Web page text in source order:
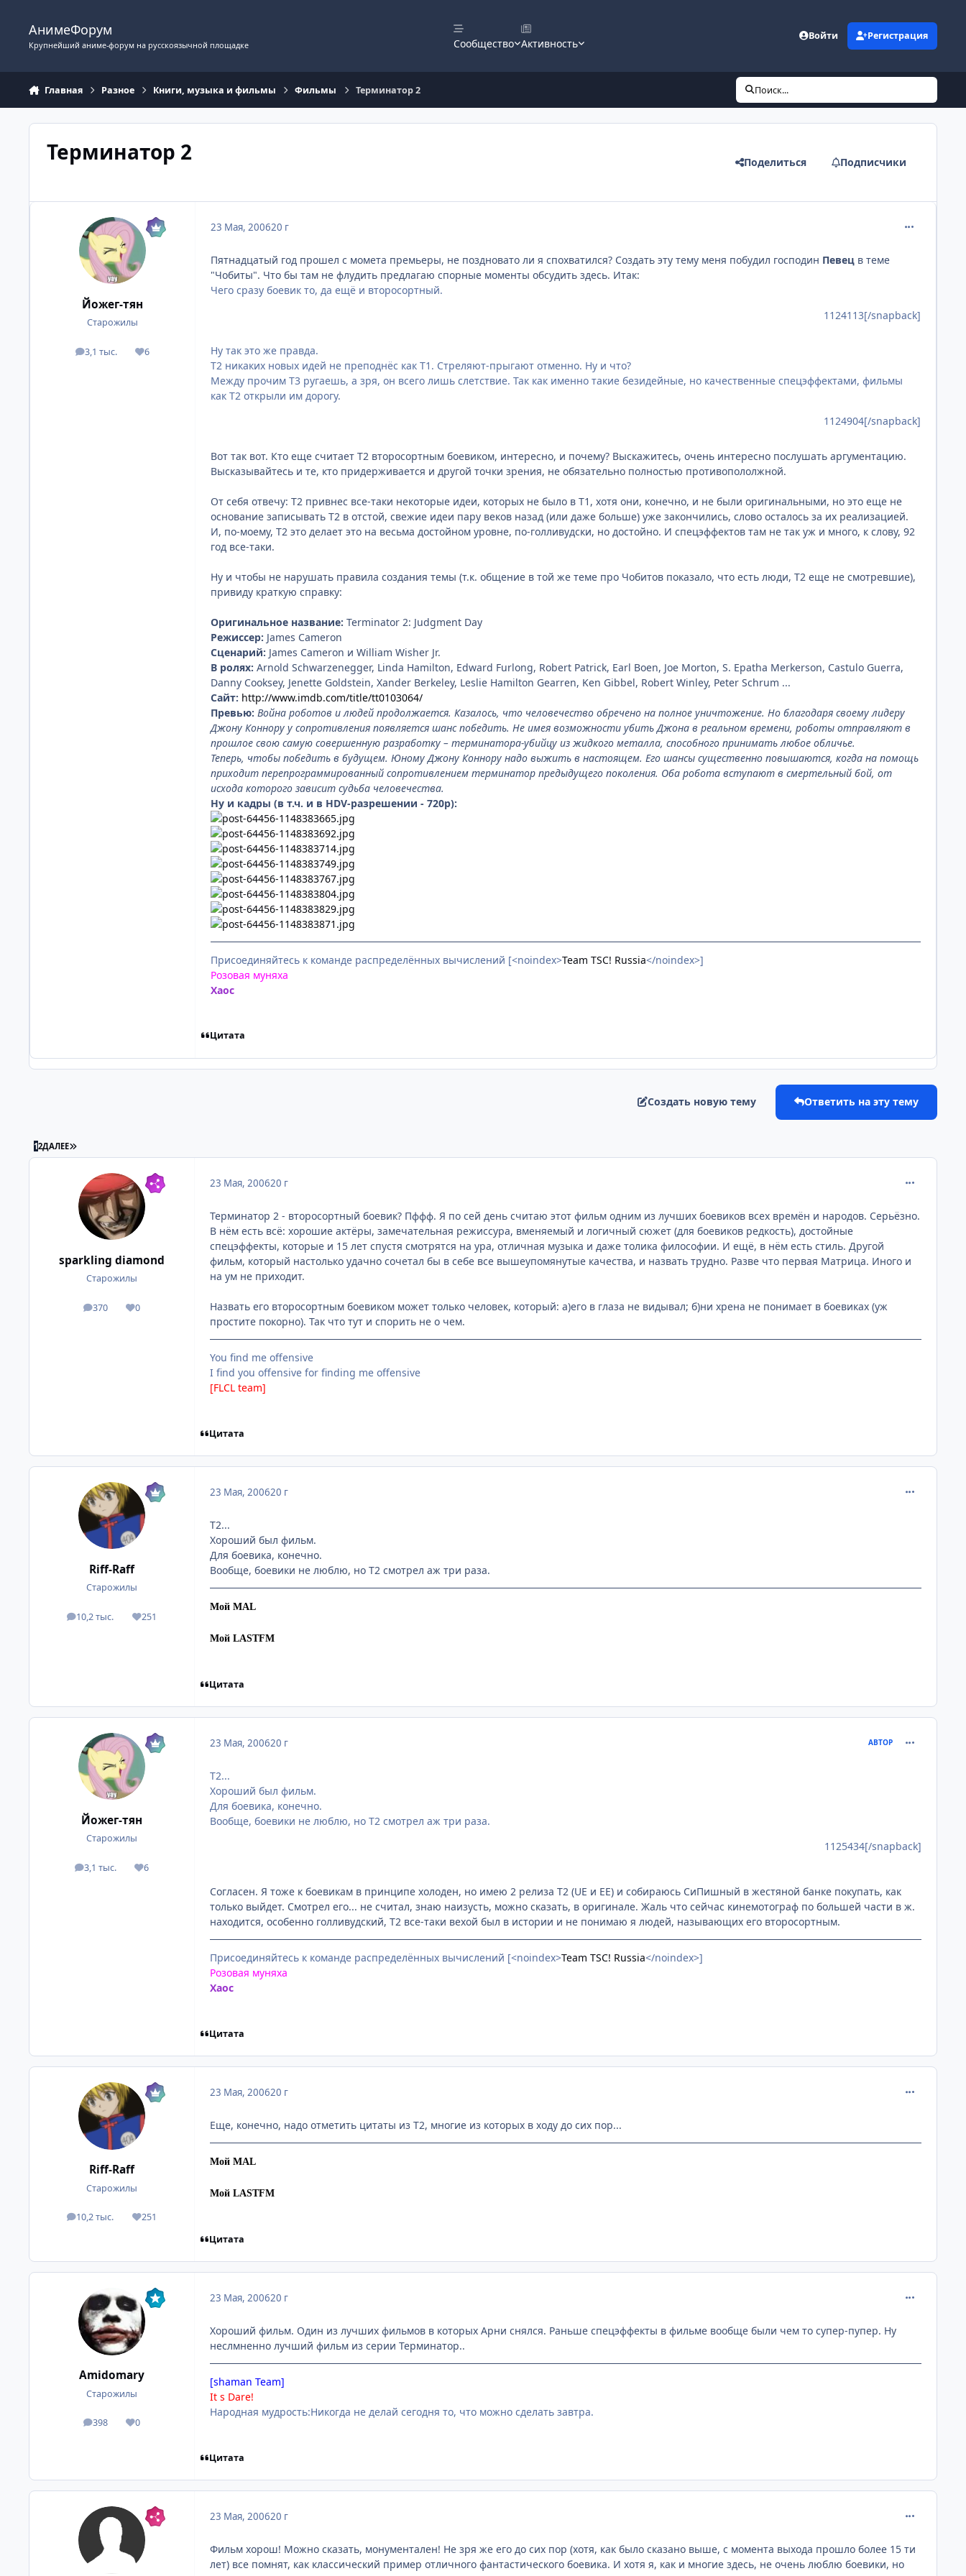
АнимеФорум
Крупнейший аниме-форум на русскоязычной площадке Сообщество Активность
Войти Регистрация
Главная Разное Книги, музыка и фильмы Фильмы Терминатор 2 Поиск...
Терминатор 2 Поделиться Подписчики
Йожег-тян
Старожилы
3,1 тыс.
посты 6
Репутация
23 Мая, 200620 г
Пятнадцатый год прошел с момета премьеры, не поздновато ли я спохватился? Создать эту тему меня побудил господин Певец в теме
"Чобиты". Что бы там не флудить предлагаю спорные моменты обсудить здесь. Итак:
Чего сразу боевик то, да ещё и второсортный.
1124113[/snapback]
Ну так это же правда.
Т2 никаких новых идей не преподнёс как Т1. Стреляют-прыгают отменно. Ну и что?
Между прочим Т3 ругаешь, а зря, он всего лишь слетствие. Так как именно такие безидейные, но качественные спецэффектами, фильмы
как Т2 открыли им дорогу.
1124904[/snapback]
Вот так вот. Кто еще считает Т2 второсортным боевиком, интересно, и почему? Выскажитесь, очень интересно послушать аргументацию.
Высказывайтесь и те, кто придерживается и другой точки зрения, не обязательно полностью противопололжной.
От себя отвечу: Т2 привнес все-таки некоторые идеи, которых не было в Т1, хотя они, конечно, и не были оригинальными, но это еще не
основание записывать Т2 в отстой, свежие идеи пару веков назад (или даже больше) уже закончились, слово осталось за их реализацией.
И, по-моему, Т2 это делает это на весьма достойном уровне, по-голливудски, но достойно. И спецэффектов там не так уж и много, к слову, 92
год все-таки.
Ну и чтобы не нарушать правила создания темы (т.к. общение в той же теме про Чобитов показало, что есть люди, Т2 еще не смотревшие),
привиду краткую справку:
Оригинальное название: Terminator 2: Judgment Day
Режиссер: James Cameron
Сценарий: James Cameron и William Wisher Jr.
В ролях: Arnold Schwarzenegger, Linda Hamilton, Edward Furlong, Robert Patrick, Earl Boen, Joe Morton, S. Epatha Merkerson, Castulo Guerra,
Danny Cooksey, Jenette Goldstein, Xander Berkeley, Leslie Hamilton Gearren, Ken Gibbel, Robert Winley, Peter Schrum ...
Сайт: http://www.imdb.com/title/tt0103064/
Превью: Война роботов и людей продолжается. Казалось, что человечество обречено на полное уничтожение. Но благодаря своему лидеру
Джону Коннору у сопротивления появляется шанс победить. Не имея возможности убить Джона в реальном времени, роботы отправляют в
прошлое свою самую совершенную разработку – терминатора-убийцу из жидкого металла, способного принимать любое обличье.
Теперь, чтобы победить в будущем. Юному Джону Коннору надо выжить в настоящем. Его шансы существенно повышаются, когда на помощь
приходит перепрограммированный сопротивлением терминатор предыдущего поколения. Оба робота вступают в смертельный бой, от
исхода которого зависит судьба человечества.
Ну и кадры (в т.ч. и в HDV-разрешении - 720p):
Присоединяйтесь к команде распределённых вычислений [<noindex>Team TSC! Russia</noindex>]
Розовая муняха
Хаос
Цитата
Создать новую тему Ответить на эту тему
12ДАЛЕЕ ПОСЛЕДНЯЯ СТРАНИЦА
sparkling diamond
Старожилы
370
посты 0
Репутация
23 Мая, 200620 г
Терминатор 2 - второсортный боевик? Пффф. Я по сей день считаю этот фильм одним из лучших боевиков всех времён и народов. Серьёзно.
В нём есть всё: хорошие актёры, замечательная режиссура, вменяемый и логичный сюжет (для боевиков редкость), достойные
спецэффекты, которые и 15 лет спустя смотрятся на ура, отличная музыка и даже толика философии. И ещё, в нём есть стиль. Другой
фильм, который настолько удачно сочетал бы в себе все вышеупомянутые качества, и назвать трудно. Разве что первая Матрица. Иного и
на ум не приходит.
Назвать его второсортным боевиком может только человек, который: а)его в глаза не видывал; б)ни хрена не понимает в боевиках (уж
простите покорно). Так что тут и спорить не о чем.
You find me offensive
I find you offensive for finding me offensive
[FLCL team]
Цитата
Riff-Raff
Старожилы
10,2 тыс.
посты 251
Репутация
23 Мая, 200620 г
Т2...
Хороший был фильм.
Для боевика, конечно.
Вообще, боевики не люблю, но Т2 смотрел аж три раза.
Мой MAL
Мой LASTFM
Цитата
Йожег-тян
Старожилы
3,1 тыс.
посты 6
Репутация
23 Мая, 200620 г АВТОР
Т2...
Хороший был фильм.
Для боевика, конечно.
Вообще, боевики не люблю, но Т2 смотрел аж три раза.
1125434[/snapback]
Согласен. Я тоже к боевикам в принципе холоден, но имею 2 релиза Т2 (UE и EE) и собираюсь СиПишный в жестяной банке покупать, как
только выйдет. Смотрел его... не считал, знаю наизусть, можно сказать, в оригинале. Жаль что сейчас кинемотограф по большей части в ж.
находится, особенно голливудский, Т2 все-таки вехой был в истории и не понимаю я людей, называющих его второсортным.
Присоединяйтесь к команде распределённых вычислений [<noindex>Team TSC! Russia</noindex>]
Розовая муняха
Хаос
Цитата
Riff-Raff
Старожилы
10,2 тыс.
посты 251
Репутация
23 Мая, 200620 г
Еще, конечно, надо отметить цитаты из Т2, многие из которых в ходу до сих пор...
Мой MAL
Мой LASTFM
Цитата
Amidomary
Старожилы
398
посты 0
Репутация
23 Мая, 200620 г
Хороший фильм. Один из лучших фильмов в которых Арни снялся. Раньше спецэффекты в фильме вообще были чем то супер-пупер. Ну
неслмненно лучший фильм из серии Терминатор..
[shaman Team]
It s Dare!
Народная мудрость:Никогда не делай сегодня то, что можно сделать завтра.
Цитата
23 Мая, 200620 г
Фильм хорош! Можно сказать, монументален! Не зря же его до сих пор (хотя, как было сказано выше, с момента выхода прошло более 15 ти
лет) все помнят, как классический пример отличного фантастического боевика. И хотя я, как и многие здесь, не очень люблю боевики, но